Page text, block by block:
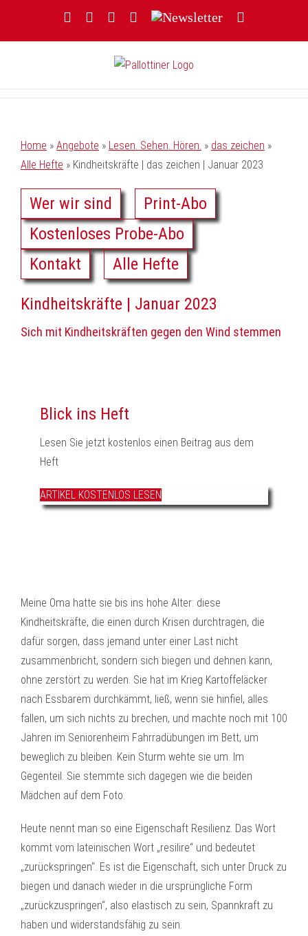
FacebookYouTubeInstagram
Threads
Newsletter
Home » Angebote » Lesen. Sehen. Hören. » das zeichen »
Alle Hefte » Kindheitskräfte | das zeichen | Januar 2023
Wer wir sind
Print-Abo
Kostenloses Probe-Abo
Kontakt
Alle Hefte
Kindheitskräfte | Januar 2023
Sich mit Kindheitskräften gegen den Wind stemmen
Blick ins Heft
Lesen Sie jetzt kostenlos einen Beitrag aus dem
Heft
ARTIKEL KOSTENLOS LESEN
Meine Oma hatte sie bis ins hohe Alter: diese
Kindheitskräfte, die einen durch Krisen durchtragen, die
dafür sorgen, dass jemand unter einer Last nicht
zusammenbricht, sondern sich biegen und dehnen kann,
ohne zerstört zu werden. Sie hat im Krieg Kartoffeläcker
nach Essbarem durchkämmt, ließ, wenn sie hinfiel, alles
fallen, um sich nichts zu brechen, und machte noch mit 100
Jahren im Seniorenheim Fahrradübungen im Bett, um
beweglich zu bleiben. Kein Sturm wehte sie um. Im
Gegenteil. Sie stemmte sich dagegen wie die beiden
Mädchen auf dem Foto.
Heute nennt man so eine Eigenschaft Resilienz. Das Wort
kommt vom lateinischen Wort „resilire“ und bedeutet
„zurückspringen“. Es ist die Eigenschaft, sich unter Druck zu
biegen und danach wieder in die ursprüngliche Form
„zurückzuspringen“, also elastisch zu sein, Spannkraft zu
haben und widerstandsfähig zu sein.